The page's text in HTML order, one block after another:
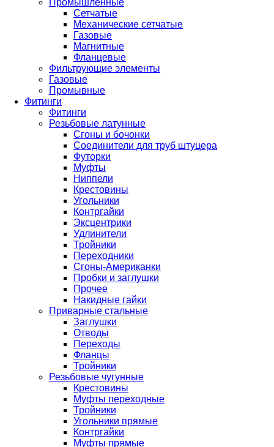
Промышленные
Сетчатые
Механические сетчатые
Газовые
Магнитные
Фланцевые
Фильтрующие элементы
Газовые
Промывные
Фитинги
Фитинги
Резьбовые латунные
Сгоны и бочонки
Соединители для труб штуцера
Футорки
Муфты
Ниппели
Крестовины
Угольники
Контргайки
Эксцентрики
Удлинители
Тройники
Переходники
Сгоны-Американки
Пробки и заглушки
Прочее
Накидные гайки
Приварные стальные
Заглушки
Отводы
Переходы
Фланцы
Тройники
Резьбовые чугунные
Крестовины
Муфты переходные
Тройники
Угольники прямые
Контргайки
Муфты прямые